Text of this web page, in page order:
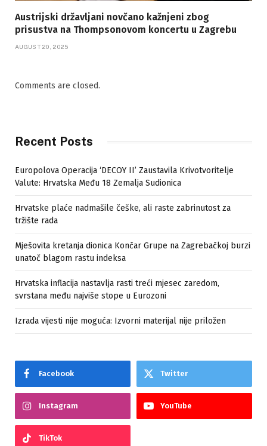
Austrijski državljani novčano kažnjeni zbog
prisustva na Thompsonovom koncertu u Zagrebu
AUGUST 20, 2025
Comments are closed.
Recent Posts
Europolova Operacija ‘DECOY II’ Zaustavila Krivotvoritelje
Valute: Hrvatska Među 18 Zemalja Sudionica
Hrvatske plaće nadmašile češke, ali raste zabrinutost za
tržište rada
Mješovita kretanja dionica Končar Grupe na Zagrebačkoj burzi
unatoč blagom rastu indeksa
Hrvatska inflacija nastavlja rasti treći mjesec zaredom,
svrstana među najviše stope u Eurozoni
Izrada vijesti nije moguća: Izvorni materijal nije priložen
Facebook Twitter
Instagram YouTube
TikTok